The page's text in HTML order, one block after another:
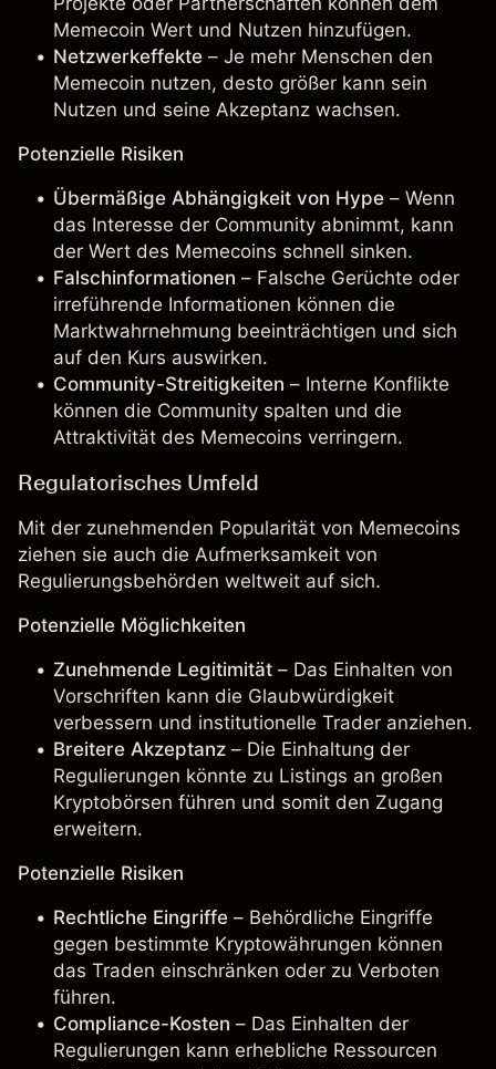
Memecoin Wert und Nutzen hinzufügen.
Netzwerkeffekte – Je mehr Menschen den
Memecoin nutzen, desto größer kann sein
Nutzen und seine Akzeptanz wachsen.
Potenzielle Risiken
Übermäßige Abhängigkeit von Hype – Wenn
das Interesse der Community abnimmt, kann
der Wert des Memecoins schnell sinken.
Falschinformationen – Falsche Gerüchte oder
irreführende Informationen können die
Marktwahrnehmung beeinträchtigen und sich
auf den Kurs auswirken.
Community-Streitigkeiten – Interne Konflikte
können die Community spalten und die
Attraktivität des Memecoins verringern.
Regulatorisches Umfeld
Mit der zunehmenden Popularität von Memecoins
ziehen sie auch die Aufmerksamkeit von
Regulierungsbehörden weltweit auf sich.
Potenzielle Möglichkeiten
Zunehmende Legitimität – Das Einhalten von
Vorschriften kann die Glaubwürdigkeit
verbessern und institutionelle Trader anziehen.
Breitere Akzeptanz – Die Einhaltung der
Regulierungen könnte zu Listings an großen
Kryptobörsen führen und somit den Zugang
erweitern.
Potenzielle Risiken
Rechtliche Eingriffe – Behördliche Eingriffe
gegen bestimmte Kryptowährungen können
das Traden einschränken oder zu Verboten
führen.
Compliance-Kosten – Das Einhalten der
Regulierungen kann erhebliche Ressourcen